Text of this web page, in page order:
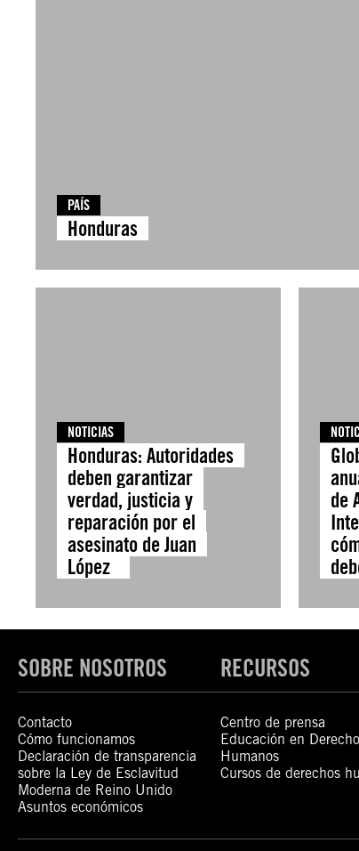
PAÍS
Honduras
NOTICIAS
Honduras: Autoridades
deben garantizar
verdad, justicia y
reparación por el
asesinato de Juan
López
de
SOBRE NOSOTROS
Contacto
Cómo funcionamos
Declaración de transparencia
sobre la Ley de Esclavitud
Moderna de Reino Unido
Asuntos económicos
RECURSOS
Centro de prensa
Educación en
Humanos
Cursos de derechos